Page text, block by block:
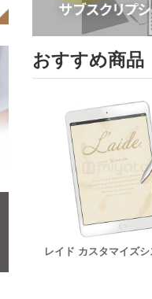
おすすめ商品
レイド カスタマイズ